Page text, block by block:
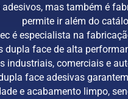
mas também é
permite ir além do
é especialista na
dupla face de alta
industriais, comerciais e
face adesivas
e acabamento limpo,